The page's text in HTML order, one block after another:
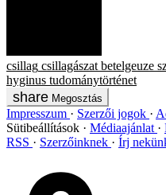
csillag csillagászat betelgeuze
hyginus tudománytörténet
Megosztás
Impresszum Szerzői jogok
Sütibeállítások
Médiaajánlat
RSS
Szerzőinknek Írj